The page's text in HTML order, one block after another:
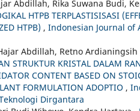
Abdillah, Rika Suwana Budi,
HTPB TERPLASTISISASI
HTPB) , Indonesian Journal of
Abdillah, Retno Ardianingsih
STRUKTUR KRISTAL DALAM
CONTENT BASED ON
FORMULATION ADOPTIO ,
Dirgantara